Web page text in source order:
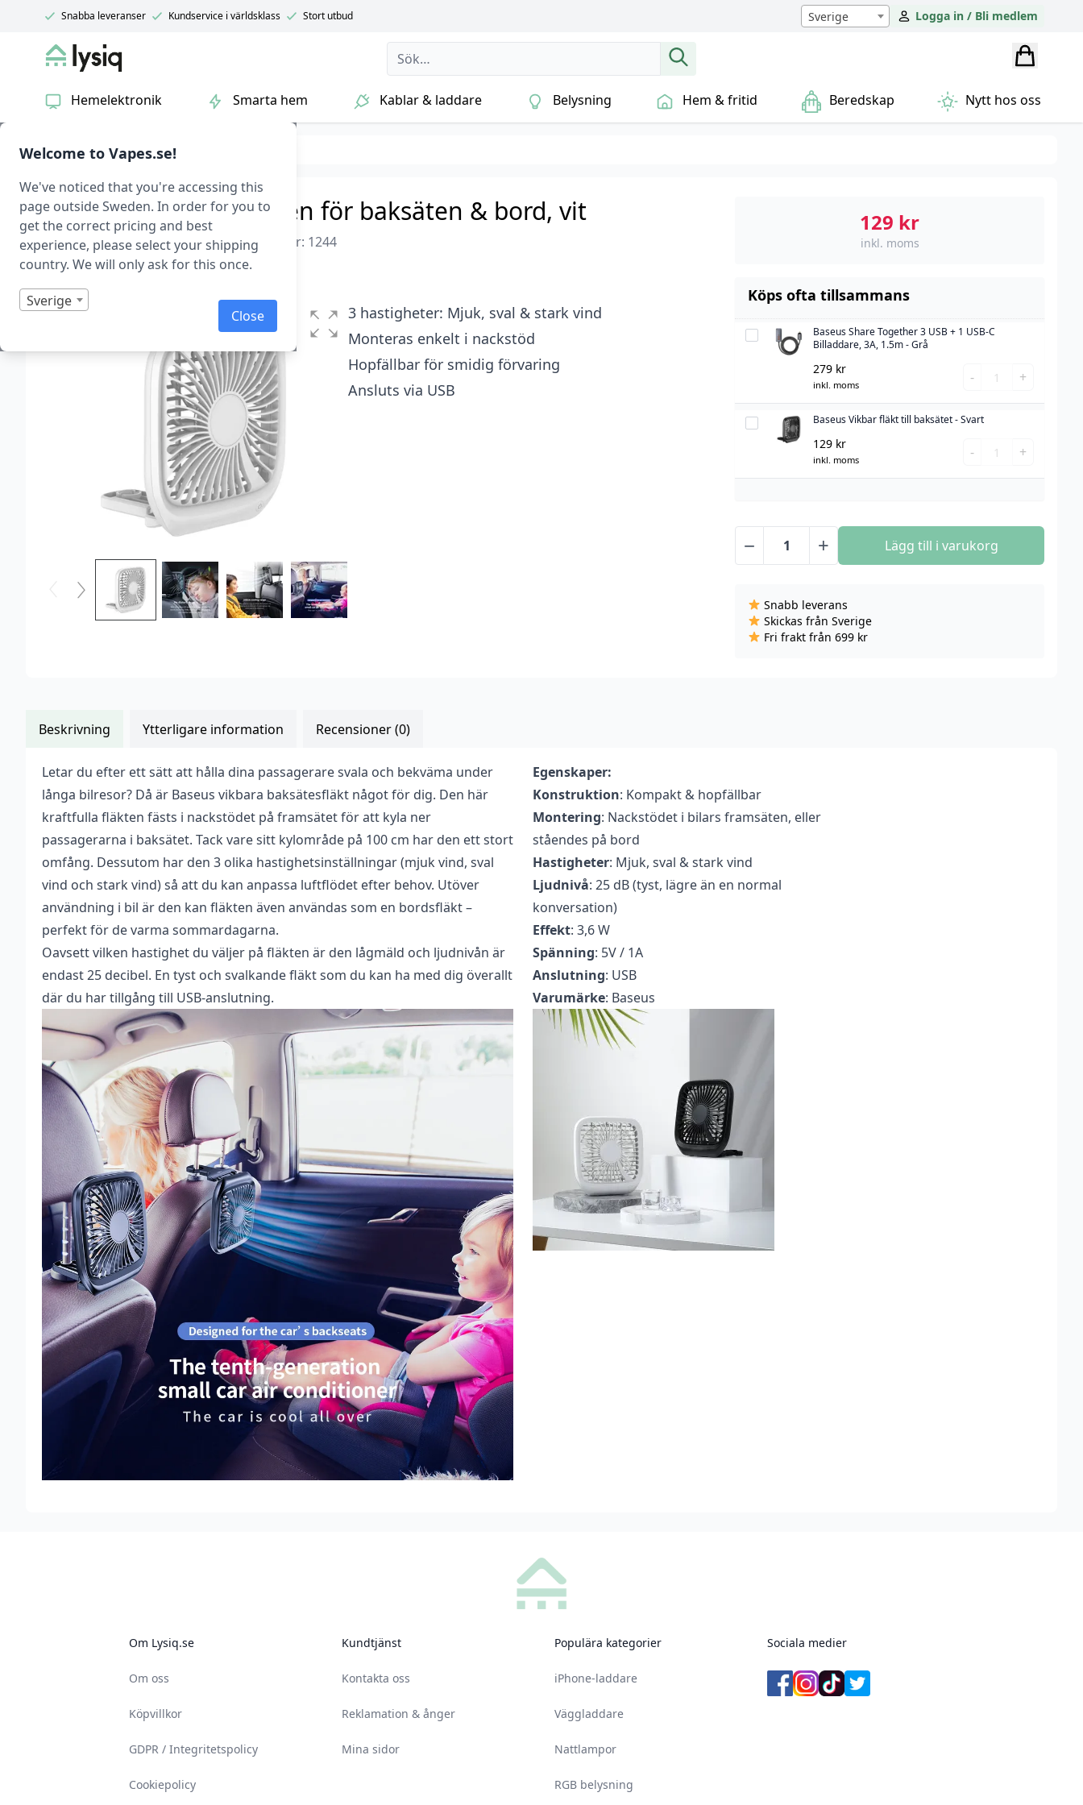
Welcome to Vapes.se!
We've noticed that you're accessing this
page outside Sweden. In order for you to
get the correct pricing and best
experience, please select your shipping
country. We will only ask for this once.
Sverige
Close
Snabba leveranser Kundservice i världsklass Stort utbud Sverige Logga in / Bli medlem
Lysiq
Hemelektronik Smarta hem Kablar & laddare Belysning Hem & fritid Beredskap Nytt hos oss
Hem & fritid Biltillbehör
Vikbar fläkt med 3 lägen för baksäten & bord, vit
Baseus Vikbar fläkt till baksätet – Vit Art.nr: 1244
Betygsatt
1
på
0
I lager
3 hastigheter: Mjuk, sval & stark vind
Monteras enkelt i nackstöd
Hopfällbar för smidig förvaring
Ansluts via USB
129 kr
inkl. moms
Köps ofta tillsammans
Baseus
Share
USB
+
3A,
1.5m
-
Baseus Share Together 3 USB + 1 USB-C
Billaddare, 3A, 1.5m - Grå
279 kr
inkl. moms -
Baseus
USB
C
Billaddare,
3A,
+
Baseus
Vikbar
till
Baseus Vikbar fläkt till baksätet - Svart
129 kr
inkl. moms -
Baseus
baksätet
-
Svart
+
−
Baseus
till
baksätet
+ Lägg till i varukorg
Snabb leverans
Skickas från Sverige
Fri frakt från 699 kr
Beskrivning Ytterligare information Recensioner (0)
Letar du efter ett sätt att hålla dina passagerare svala och bekväma under
långa bilresor? Då är Baseus vikbara baksätesfläkt något för dig. Den här
kraftfulla fläkten fästs i nackstödet på framsätet för att kyla ner
passagerarna i baksätet. Tack vare sitt kylområde på 100 cm har den ett stort
omfång. Dessutom har den 3 olika hastighetsinställningar (mjuk vind, sval
vind och stark vind) så att du kan anpassa luftflödet efter behov. Utöver
användning i bil är den kan fläkten även användas som en bordsfläkt –
perfekt för de varma sommardagarna.
Oavsett vilken hastighet du väljer på fläkten är den lågmäld och ljudnivån är
endast 25 decibel. En tyst och svalkande fläkt som du kan ha med dig överallt
där du har tillgång till USB-anslutning.
Egenskaper:
Konstruktion: Kompakt & hopfällbar
Montering: Nackstödet i bilars framsäten, eller
ståendes på bord
Hastigheter: Mjuk, sval & stark vind
Ljudnivå: 25 dB (tyst, lägre än en normal
konversation)
Effekt: 3,6 W
Spänning: 5V / 1A
Anslutning: USB
Varumärke: Baseus
Vikt
0,233 kg
Färg
Vit
Varumärke
Baseus
Mått
150x145x20 mm
Recensioner
Det finns inga recensioner än.
Bli först med att recensera ”Baseus Vikbar fläkt till baksätet – Vit”
Du måste varainloggadför att skriva en recension.
Om Lysiq.se
Om oss
Köpvillkor
GDPR / Integritetspolicy
Cookiepolicy
Kundtjänst
Kontakta oss
Reklamation & ånger
Mina sidor
Populära kategorier
iPhone-laddare
Väggladdare
Nattlampor
RGB belysning
Sociala medier